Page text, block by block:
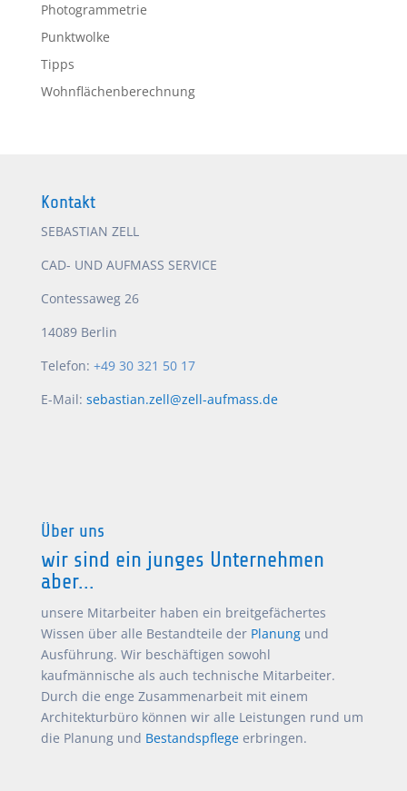
Photogrammetrie
Punktwolke
Tipps
Wohnflächenberechnung
Kontakt
SEBASTIAN ZELL
CAD- UND AUFMASS SERVICE
Contessaweg 26
14089 Berlin
Telefon: +49 30 321 50 17
E-Mail: sebastian.zell@zell-aufmass.de
Über uns
wir sind ein junges Unternehmen
aber...
unsere Mitarbeiter haben ein breitgefächertes
Wissen über alle Bestandteile der Planungund
Ausführung. Wir beschäftigen sowohl
kaufmännische als auch technische Mitarbeiter.
Durch die enge Zusammenarbeit mit einem
Architekturbüro können wir alle Leistungen rund um
die Planung und Bestandspflegeerbringen.